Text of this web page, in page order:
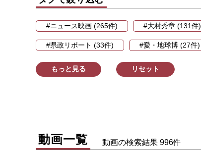
#ニュース映画 (265件) #大村秀章 (131件)
#県政リポート (33件) #愛・地球博 (27件)
もっと見る リセット
動画一覧 動画の検索結果 996件